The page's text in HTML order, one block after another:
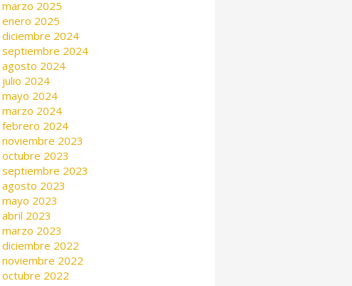
marzo 2025
enero 2025
diciembre 2024
septiembre 2024
agosto 2024
julio 2024
mayo 2024
marzo 2024
febrero 2024
noviembre 2023
octubre 2023
septiembre 2023
agosto 2023
mayo 2023
abril 2023
marzo 2023
diciembre 2022
noviembre 2022
octubre 2022